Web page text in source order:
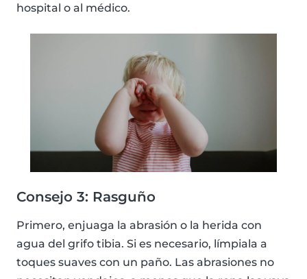
hospital o al médico.
Consejo 3: Rasguño
Primero, enjuaga la abrasión o la herida con
agua del grifo tibia. Si es necesario, límpiala a
toques suaves con un paño. Las abrasiones no